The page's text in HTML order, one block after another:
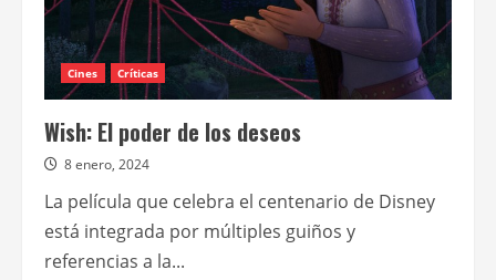
Cines Críticas
Wish: El poder de los deseos
8 enero, 2024
La película que celebra el centenario de Disney
está integrada por múltiples guiños y
referencias a la...